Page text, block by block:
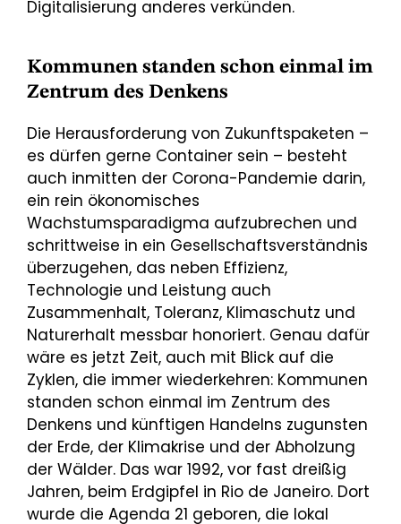
Digitalisierung anderes verkünden.
Kommunen standen schon einmal im
Zentrum des Denkens
Die Herausforderung von Zukunftspaketen –
es dürfen gerne Container sein – besteht
auch inmitten der Corona-Pandemie darin,
ein rein ökonomisches
Wachstumsparadigma aufzubrechen und
schrittweise in ein Gesellschaftsverständnis
überzugehen, das neben Effizienz,
Technologie und Leistung auch
Zusammenhalt, Toleranz, Klimaschutz und
Naturerhalt messbar honoriert. Genau dafür
wäre es jetzt Zeit, auch mit Blick auf die
Zyklen, die immer wiederkehren: Kommunen
standen schon einmal im Zentrum des
Denkens und künftigen Handelns zugunsten
der Erde, der Klimakrise und der Abholzung
der Wälder. Das war 1992, vor fast dreißig
Jahren, beim Erdgipfel in Rio de Janeiro. Dort
wurde die Agenda 21 geboren, die lokal